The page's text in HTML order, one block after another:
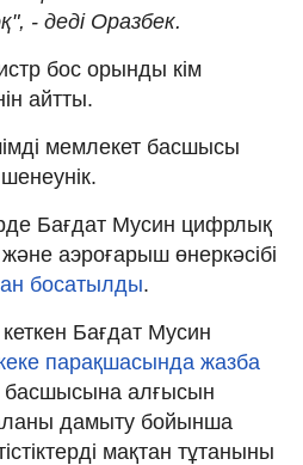
- деді Оразбек.
бос орынды кім
айтты.
мемлекет басшысы
Бағдат Мусин цифрлық
аэроғарыш өнеркәсібі
босатылды.
Бағдат Мусин
парақшасында жазба
басшысына алғысын
дамыту бойынша
мақтан тұтаныны